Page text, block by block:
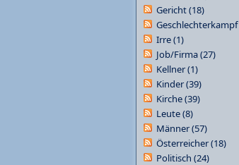
Gericht(18)
Geschlechterkampf
Irre(1)
Job/Firma(27)
Kellner(1)
Kinder(39)
Kirche(39)
Leute(8)
Männer(57)
Österreicher(18)
Politisch (24)